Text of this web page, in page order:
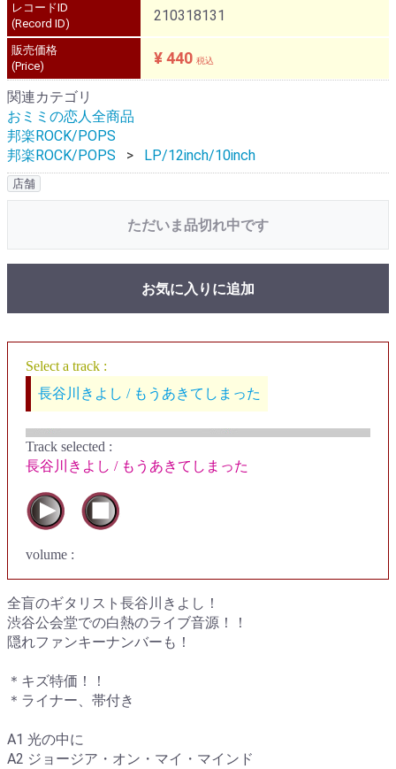
レコードID
(Record ID)
210318131
販売価格
(Price)
¥ 440 税込
関連カテゴリ
おミミの恋人全商品
邦楽ROCK/POPS
邦楽ROCK/POPS
LP/12inch/10inch
店舗
ただいま品切れ中です
お気に入りに追加
Select a track :
長谷川きよし / もうあきてしまった
Track selected :
長谷川きよし / もうあきてしまった
volume :
全盲のギタリスト長谷川きよし！
渋谷公会堂での白熱のライブ音源！！
隠れファンキーナンバーも！
＊キズ特価！！
＊ライナー、帯付き
A1 光の中に
A2 ジョージア・オン・マイ・マインド